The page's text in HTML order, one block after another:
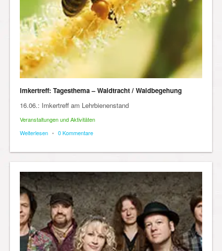
Imkertreff: Tagesthema – Waldtracht / Waldbegehung
16.06.: Imkertreff am Lehrbienenstand
Veranstaltungen und Aktivitäten
Weiterlesen • 0 Kommentare